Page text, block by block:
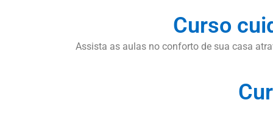
Curso
Assista as aulas no conforto de sua casa